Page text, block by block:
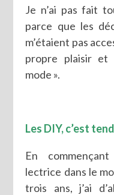
Je n’ai pas fait
parce que les
m’étaient pas
propre plaisir et
mode ».
Les DIY, c’est
En
lectrice dans le
trois ans, j’ai